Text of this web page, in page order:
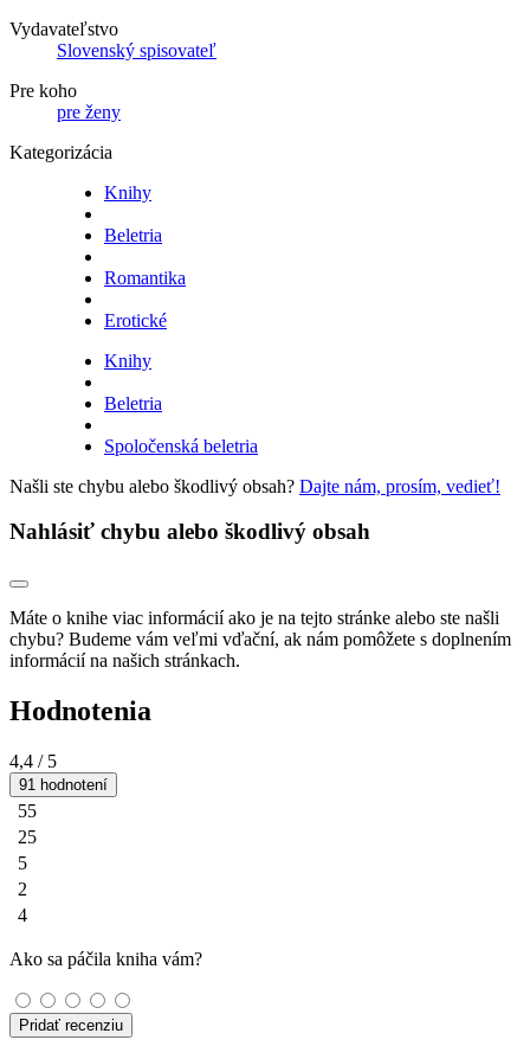
Vydavateľstvo
Slovenský spisovateľ
Pre koho
pre ženy
Kategorizácia
Knihy
Beletria
Romantika
Erotické
Knihy
Beletria
Spoločenská beletria
Našli ste chybu alebo škodlivý obsah? Dajte nám, prosím, vedieť!
Nahlásiť chybu alebo škodlivý obsah
Máte o knihe viac informácií ako je na tejto stránke alebo ste našli
chybu? Budeme vám veľmi vďační, ak nám pomôžete s doplnením
informácií na našich stránkach.
Hodnotenia
4,4 / 5
91 hodnotení
55
25
5
2
4
Ako sa páčila kniha vám?
Pridať recenziu